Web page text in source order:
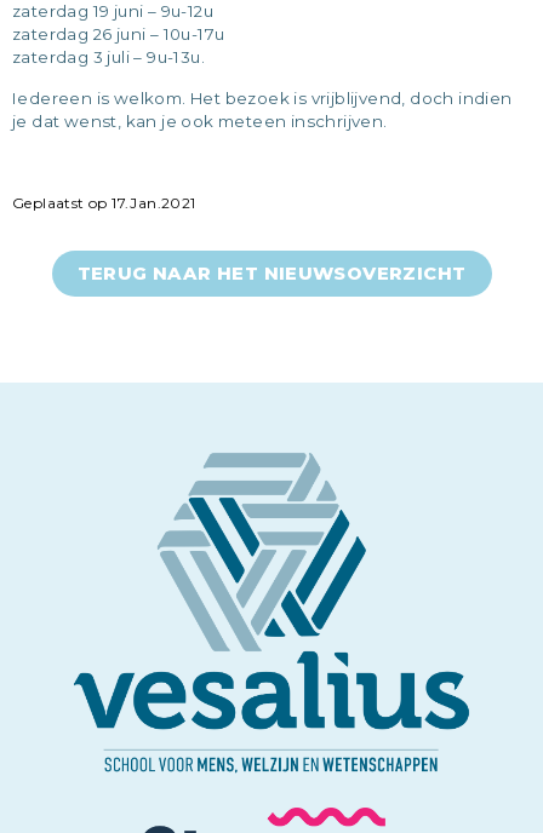
zaterdag 19 juni – 9u-12u
zaterdag 26 juni – 10u-17u
zaterdag 3 juli – 9u-13u.
Iedereen is welkom. Het bezoek is vrijblijvend, doch indien
je dat wenst, kan je ook meteen inschrijven.
Geplaatst op 17.Jan.2021
TERUG NAAR HET NIEUWSOVERZICHT